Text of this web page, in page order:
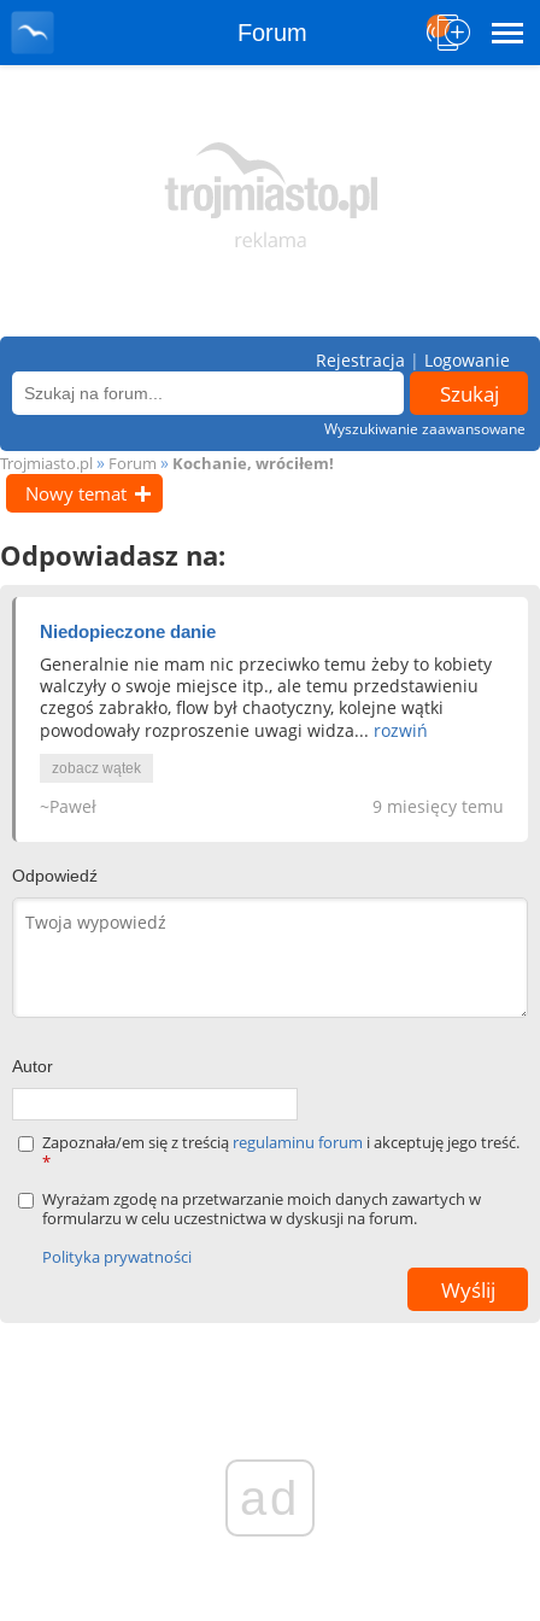
Forum
Wyszukiwanie zaawansowane
Rejestracja | Logowanie
Trojmiasto.pl » Forum » Kochanie, wróciłem!
Nowy temat
Odpowiadasz na:
Niedopieczone danie
Generalnie nie mam nic przeciwko temu żeby to kobiety
walczyły o swoje miejsce itp., ale temu przedstawieniu
czegoś zabrakło, flow był chaotyczny, kolejne wątki
powodowały rozproszenie uwagi widza... rozwiń
zobacz wątek
9 miesięcy temu
~Paweł
Odpowiedź
Autor
Zapoznała/em się z treścią regulaminu forum i akceptuję jego treść.
*
Wyrażam zgodę na przetwarzanie moich danych zawartych w
formularzu w celu uczestnictwa w dyskusji na forum.
Polityka prywatności
ad